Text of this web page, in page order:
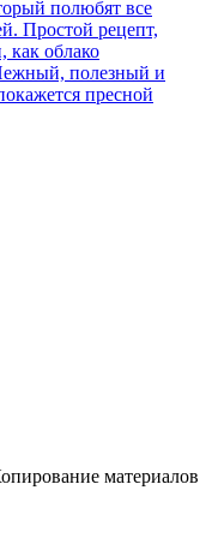
полюбят все
Простой рецепт,
как облако
полезный и
пресной
материалов